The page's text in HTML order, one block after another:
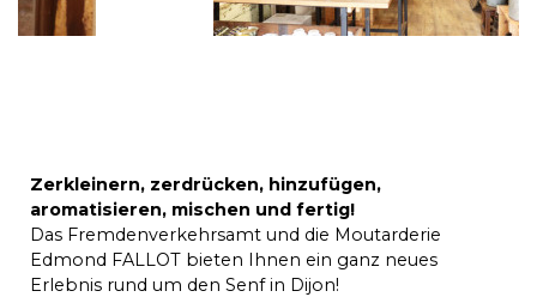
Zerkleinern, zerdrücken, hinzufügen,
aromatisieren, mischen und fertig!
Das Fremdenverkehrsamt und die Moutarderie
Edmond FALLOT bieten Ihnen ein ganz neues
Erlebnis rund um den Senf in Dijon!